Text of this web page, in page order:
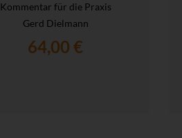
Kommentar für die Praxis
Gerd Dielmann
64,00 €